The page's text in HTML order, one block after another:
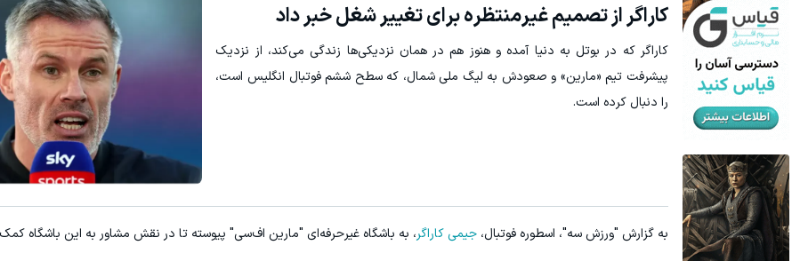
کاراگر از تصمیم غیرمنتظره برای تغییر شغل خبر داد
کاراگر که در بوتل به دنیا آمده و هنوز هم در همان نزدیکی‌ها زندگی می‌کند، از نزدیک
پیشرفت تیم «مارین» و صعودش به لیگ ملی شمال، که سطح ششم فوتبال انگلیس است،
را دنبال کرده است.
به گزارش "ورزش سه"، اسطوره فوتبال، جیمی کاراگر، به باشگاه غیرحرفه‌ای "مارین اف‌سی" پیوسته تا در نقش مشاور به این باشگاه مشاهده و خرید مشاهده و خرید